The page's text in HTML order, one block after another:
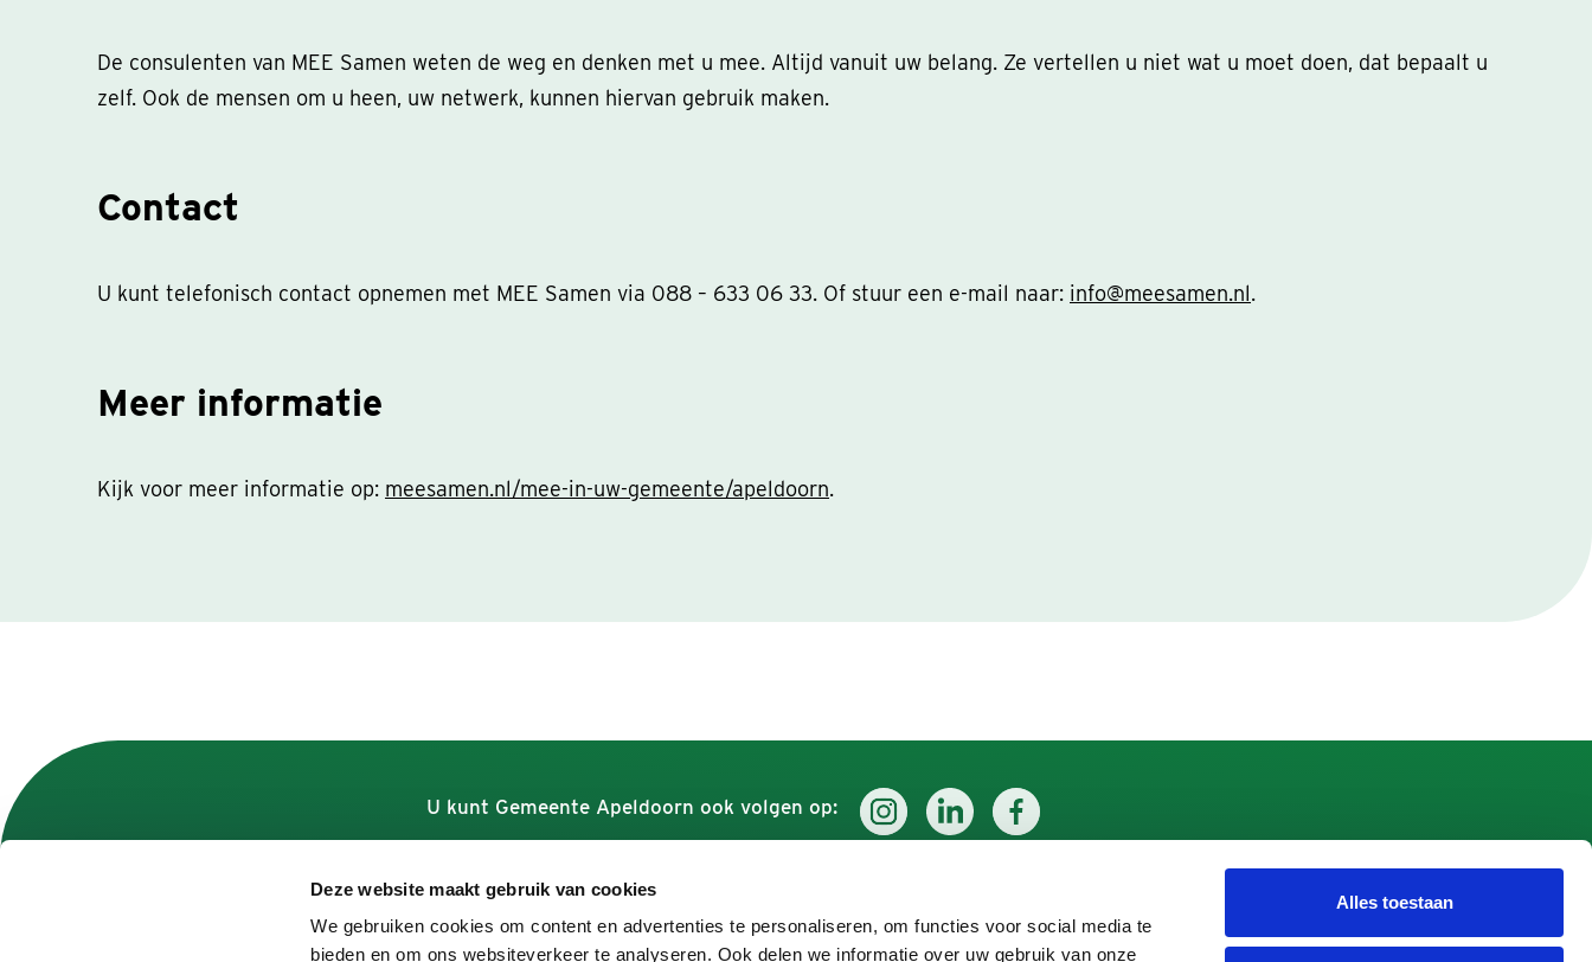
Deze website maakt gebruik van cookies
We gebruiken cookies om content en advertenties te personaliseren, om functies voor social media te
bieden en om ons websiteverkeer te analyseren. Ook delen we informatie over uw gebruik van onze
Alles toestaan
De consulenten van MEE Samen weten de weg en denken met u mee. Altijd vanuit uw belang. Ze vertellen u niet wat u moet doen, dat bepaalt u
zelf. Ook de mensen om u heen, uw netwerk, kunnen hiervan gebruik maken.
Contact
U kunt telefonisch contact opnemen met MEE Samen via 088 – 633 06 33. Of stuur een e-mail naar: info@meesamen.nl.
Meer informatie
Kijk voor meer informatie op: meesamen.nl/mee-in-uw-gemeente/apeldoorn.
U kunt Gemeente Apeldoorn ook volgen op:
Werken voor Apeldoorn
Over ons
Ontdek Apeldoorn
Uit in Apeldoorn